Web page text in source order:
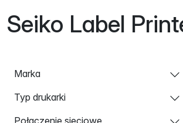
Seiko Label
Marka
Typ drukarki
Połączenie sieciowe